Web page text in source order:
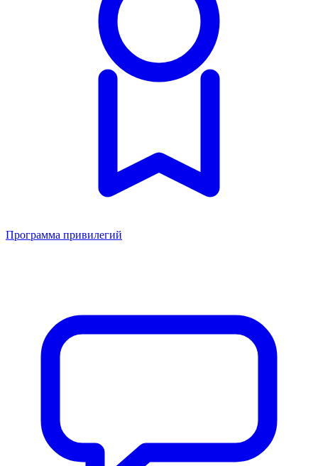
Программа привилегий